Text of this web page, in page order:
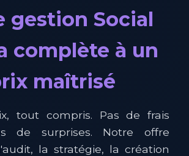
gestion Social
complète à un
maîtrisé
tout compris. Pas de frais
de surprises. Notre offre
la stratégie, la création